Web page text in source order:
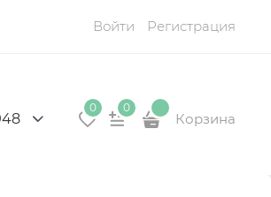
Войти Регистрация
0 0
Корзина